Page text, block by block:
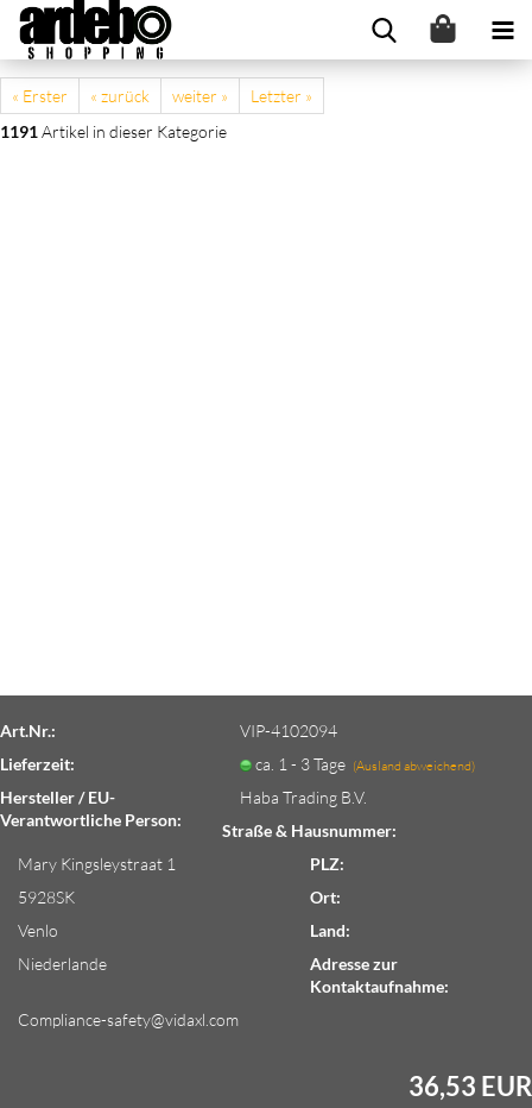
« Erster « zurück weiter »
Letzter »
1191Artikel in dieser Kategorie
Art.Nr.:
VIP-4102094
Lieferzeit:
ca. 1 - 3 Tage (Ausland abweichend)
Hersteller / EU-
Verantwortliche Person:
Haba Trading B.V.
Straße & Hausnummer:
Mary Kingsleystraat 1
PLZ:
5928SK
Ort:
Venlo
Land:
Niederlande
Adresse zur
Kontaktaufnahme:
Compliance-safety@vidaxl.com
36,53 EUR